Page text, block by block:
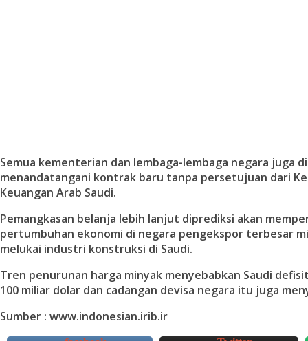
Semua kementerian dan lembaga-lembaga negara juga
menandatangani kontrak baru tanpa persetujuan dari
Keuangan Arab Saudi.
Pemangkasan belanja lebih lanjut diprediksi akan
pertumbuhan ekonomi di negara pengekspor terbesar
melukai industri konstruksi di Saudi.
Tren penurunan harga minyak menyebabkan Saudi
100 miliar dolar dan cadangan devisa negara itu juga
Sumber : www.indonesian.irib.ir